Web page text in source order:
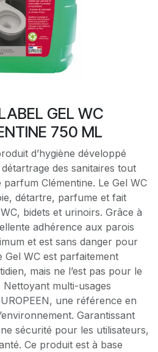
GEL WC
750 ML
d’hygiène développé
des sanitaires tout
Clémentine. Le Gel WC
détartre, parfume et fait
bidets et urinoirs. Grâce à
adhérence aux parois
et est sans danger pour
Gel WC est parfaitement
mais ne l’est pas pour le
multi-usages
une référence en
Garantissant
sécurité pour les utilisateurs,
Ce produit est à base